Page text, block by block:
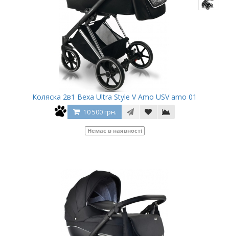
Коляска 2в1 Bexa Ultra Style V Amo USV amo 01
10 500 грн.
Немає в наявності